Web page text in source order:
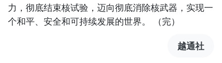
力，彻底结束核试验，迈向彻底消除核武器，实现一
个和平、安全和可持续发展的世界。 （完）
越通社